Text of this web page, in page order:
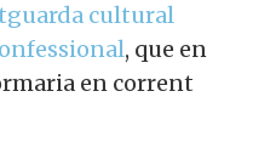
cultural
, que en
en corrent